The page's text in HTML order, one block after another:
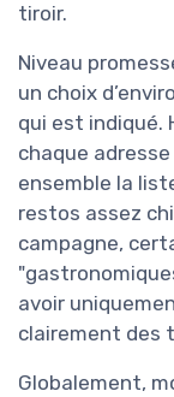
tiroir.
Niveau
un choix
qui est indiqué.
chaque
ensemble la
restos assez
campagne,
avoir
clairement des
Globalement,